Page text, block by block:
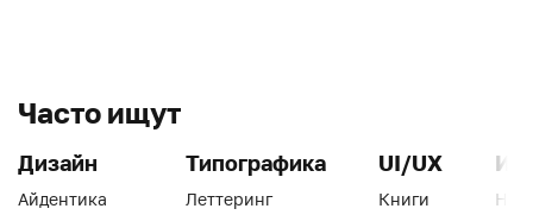
Часто ищут
Дизайн
Айдентика
Типографика
Леттеринг
UI/UX
Книги